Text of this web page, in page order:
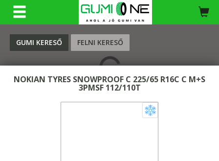
GUMI KERESŐ FELNI KERESŐ
KERESÉS
NOKIAN TYRES SNOWPROOF C 225/65 R16C C M+S
3PMSF 112/110T